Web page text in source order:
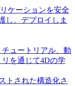
ケーションを安全
し、デプロイしま
ュートリアル、動
を通じて4Dの学
トされた構造化さ